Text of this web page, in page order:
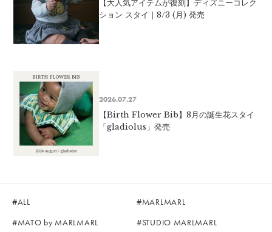
【大人気アイテムが復刻】ディズニーコレク
ション スタイ｜8/3 (月) 発売
2026.07.27
【Birth Flower Bib】8月の誕生花スタイ
「gladiolus」発売
ALL
MARLMARL
MATO by MARLMARL
STUDIO MARLMARL